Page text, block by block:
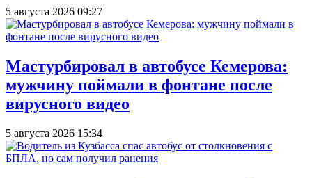
5 августа 2026 09:27
Мастурбировал в автобусе Кемерова:
мужчину поймали в фонтане после
вирусного видео
5 августа 2026 15:34